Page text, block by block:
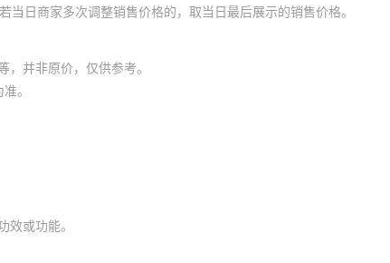
日商家多次调整销售价格的，取当日最后展示的销售价格。
并非原价，仅供参考。
。
或功能。